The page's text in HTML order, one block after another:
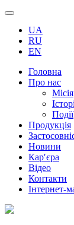
UA
RU
EN
Головна
Про нас
Місія
Події
Продукція
Новини
Кар′єра
Відео
Контакти
Інтернет-